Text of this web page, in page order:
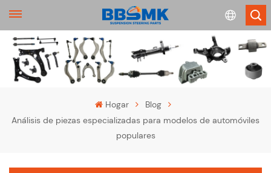
English
français
Hogar
Blog
Análisis de piezas especializadas para modelos de automóviles
populares